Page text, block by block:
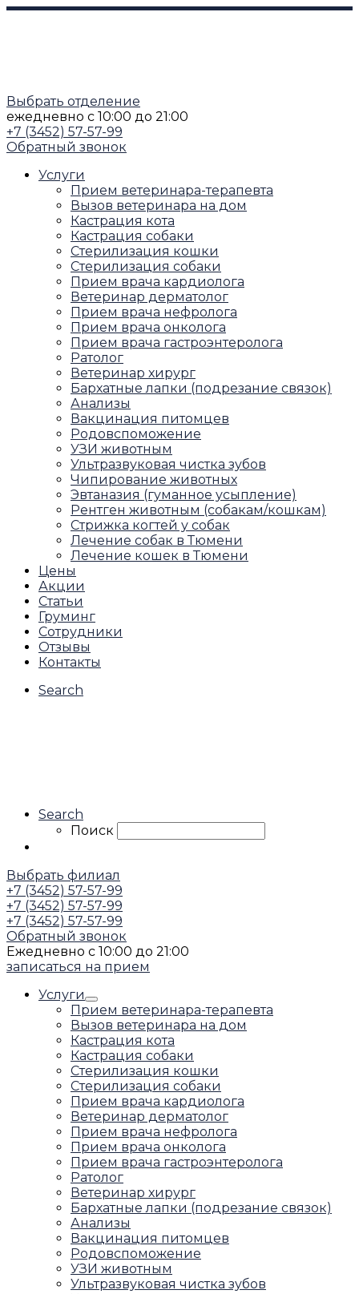
Выбрать отделение
ежедневно с 10:00 до 21:00
+7 (3452) 57-57-99
Обратный звонок
Услуги
Прием ветеринара-терапевта
Вызов ветеринара на дом
Кастрация кота
Кастрация собаки
Стерилизация кошки
Стерилизация собаки
Прием врача кардиолога
Ветеринар дерматолог
Прием врача нефролога
Прием врача онколога
Прием врача гастроэнтеролога
Ратолог
Ветеринар хирург
Бархатные лапки (подрезание связок)
Анализы
Вакцинация питомцев
Родовспоможение
УЗИ животным
Ультразвуковая чистка зубов
Чипирование животных
Эвтаназия (гуманное усыпление)
Рентген животным (собакам/кошкам)
Стрижка когтей у собак
Лечение собак в Тюмени
Лечение кошек в Тюмени
Цены
Акции
Статьи
Груминг
Сотрудники
Отзывы
Контакты
Search
Search
Поиск
Выбрать филиал
+7 (3452) 57-57-99
+7 (3452) 57-57-99
+7 (3452) 57-57-99
Обратный звонок
Ежедневно с 10:00 до 21:00
записаться на прием
Услуги
Прием ветеринара-терапевта
Вызов ветеринара на дом
Кастрация кота
Кастрация собаки
Стерилизация кошки
Стерилизация собаки
Прием врача кардиолога
Ветеринар дерматолог
Прием врача нефролога
Прием врача онколога
Прием врача гастроэнтеролога
Ратолог
Ветеринар хирург
Бархатные лапки (подрезание связок)
Анализы
Вакцинация питомцев
Родовспоможение
УЗИ животным
Ультразвуковая чистка зубов